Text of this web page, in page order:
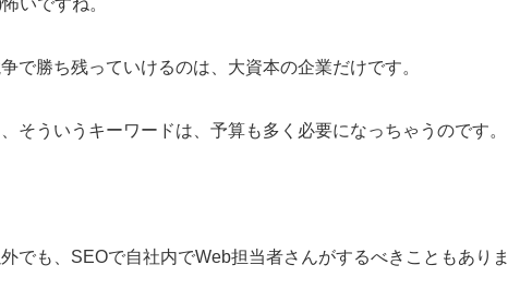
いですね。
で勝ち残っていけるのは、大資本の企業だけです。
そういうキーワードは、予算も多く必要になっちゃうのです。
でも、SEOで自社内でWeb担当者さんがするべきこともありま